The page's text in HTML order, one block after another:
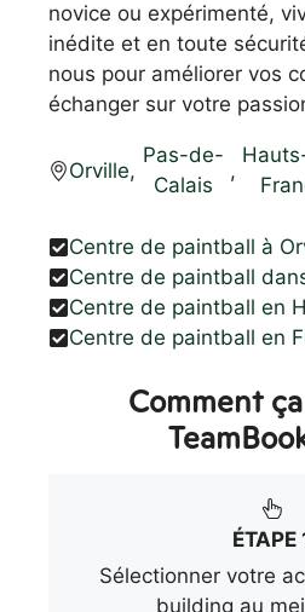
novice ou expérimenté,
inédite et en toute
nous pour améliorer vos
échanger sur votre
Orville,
Pas-de-
Calais
,
Centre de paintball à
Centre de paintball
Centre de paintball en
Centre de paintball en
Comment
ÉTAPE
Sélectionner votre
building au